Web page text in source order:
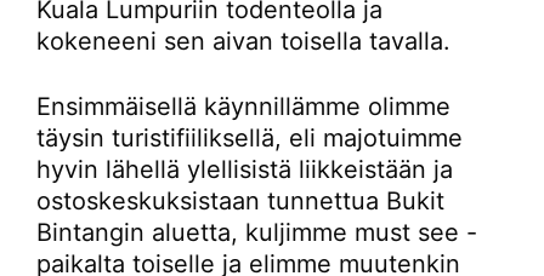
Kuala Lumpuriin todenteolla ja
kokeneeni sen aivan toisella tavalla.
Ensimmäisellä käynnillämme olimme
täysin turistifiiliksellä, eli majotuimme
hyvin lähellä ylellisistä liikkeistään ja
ostoskeskuksistaan tunnettua Bukit
Bintangin aluetta, kuljimme must see -
paikalta toiselle ja elimme muutenkin